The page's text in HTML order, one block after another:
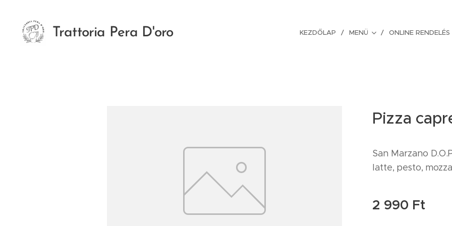
Trattoria Pera D'oro KEZDŐLAP MENÜ ONLINE RENDELÉS
Pizza
San Marzano
latte, pesto,
2 990 Ft